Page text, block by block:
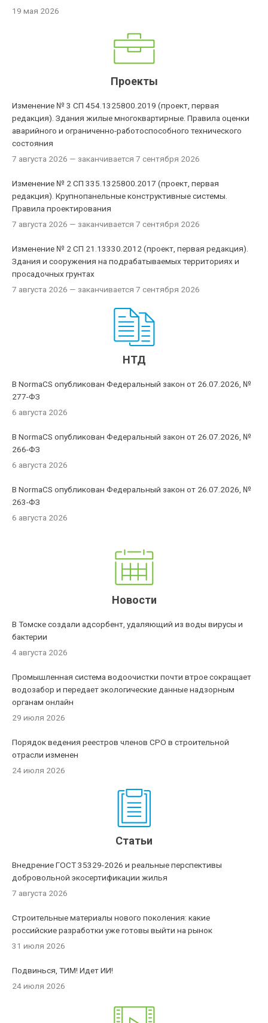
19 мая 2026
Проекты
Изменение № 3 СП 454.1325800.2019 (проект, первая
редакция). Здания жилые многоквартирные. Правила оценки
аварийного и ограниченно-работоспособного технического
состояния
7 августа 2026 — заканчивается 7 сентября 2026
Изменение № 2 СП 335.1325800.2017 (проект, первая
редакция). Крупнопанельные конструктивные системы.
Правила проектирования
7 августа 2026 — заканчивается 7 сентября 2026
Изменение № 2 СП 21.13330.2012 (проект, первая редакция).
Здания и сооружения на подрабатываемых территориях и
просадочных грунтах
7 августа 2026 — заканчивается 7 сентября 2026
НТД
В NormaCS опубликован Федеральный закон от 26.07.2026, №
277-ФЗ
6 августа 2026
В NormaCS опубликован Федеральный закон от 26.07.2026, №
266-ФЗ
6 августа 2026
В NormaCS опубликован Федеральный закон от 26.07.2026, №
263-ФЗ
6 августа 2026
Новости
В Томске создали адсорбент, удаляющий из воды вирусы и
бактерии
4 августа 2026
Промышленная система водоочистки почти втрое сокращает
водозабор и передает экологические данные надзорным
органам онлайн
29 июля 2026
Порядок ведения реестров членов СРО в строительной
отрасли изменен
24 июля 2026
Статьи
Внедрение ГОСТ 35329-2026 и реальные перспективы
добровольной экосертификации жилья
7 августа 2026
Строительные материалы нового поколения: какие
российские разработки уже готовы выйти на рынок
31 июля 2026
Подвинься, ТИМ! Идет ИИ!
24 июля 2026